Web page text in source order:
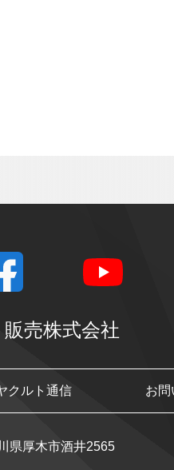
売株式会社
クルト通信 お問
県厚木市酒井2565